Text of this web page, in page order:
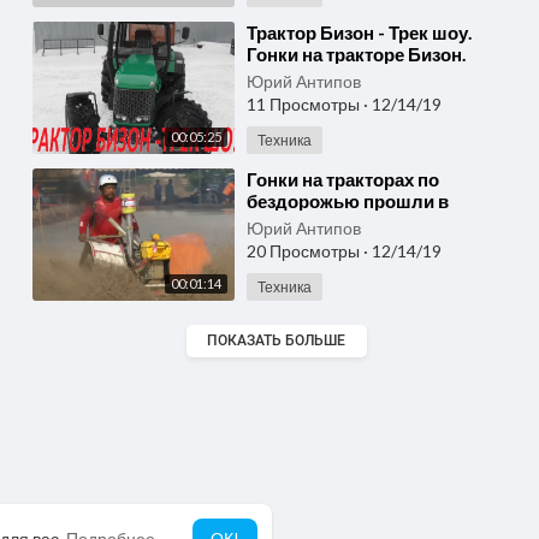
00:05:25
⁣Трактор Бизон - Трек шоу.
Гонки на тракторе Бизон.
Юрий Антипов
11 Просмотры · 12/14/19
Техника
00:01:14
⁣Гонки на тракторах по
бездорожью прошли в
Таиланде (новости)
Юрий Антипов
20 Просмотры · 12/14/19
Техника
ПОКАЗАТЬ БОЛЬШЕ